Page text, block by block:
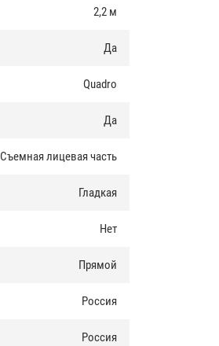
2,2 м
Да
Quadro
Да
Съемная лицевая часть
Гладкая
Нет
Прямой
Россия
Россия